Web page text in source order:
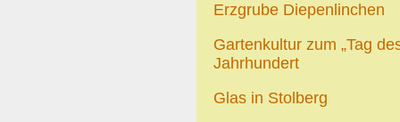
Erzgrube Diepenlinchen
Gartenkultur zum „Tag
Jahrhundert
Glas in Stolberg